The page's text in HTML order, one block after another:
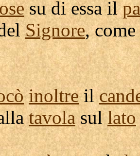
su di essa il
Signore,
inoltreil
tavolasullato